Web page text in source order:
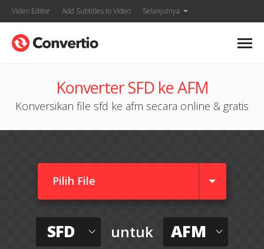
Video Editor Add Subtitles to Video Selanjutnya
Konverter SFD ke AFM
Konversikan file sfd ke afm secara online & gratis
Pilih File
SFD untuk AFM